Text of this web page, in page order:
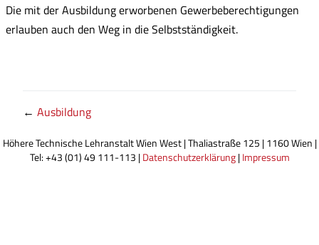
Die mit der Ausbildung erworbenen Gewerbeberechtigungen
erlauben auch den Weg in die Selbstständigkeit.
← Ausbildung
Höhere Technische Lehranstalt Wien West | Thaliastraße 125 | 1160 Wien |
Tel: +43 (01) 49 111-113 | Datenschutzerklärung| Impressum